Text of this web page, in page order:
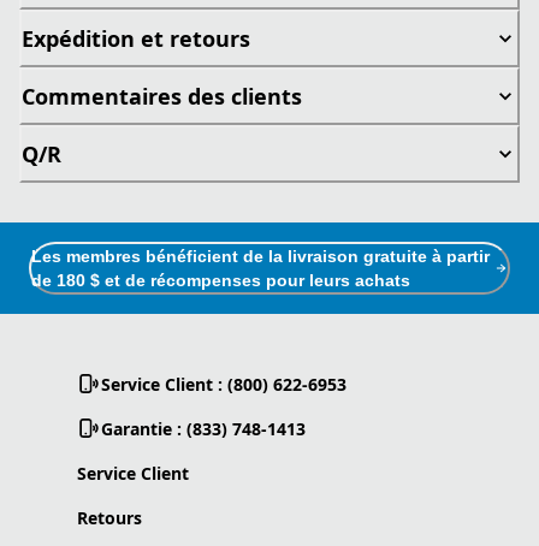
Expédition et retours
Commentaires des clients
Q/R
Les membres bénéficient de la livraison gratuite à partir
de 180 $ et de récompenses pour leurs achats
Service Client : (800) 622-6953
Garantie : (833) 748-1413
Service Client
Retours